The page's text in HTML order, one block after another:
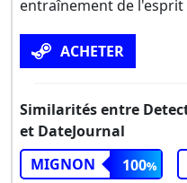
entraînement de l'esprit
ACHETER
Similarités entre
et DateJournal
MIGNON
100